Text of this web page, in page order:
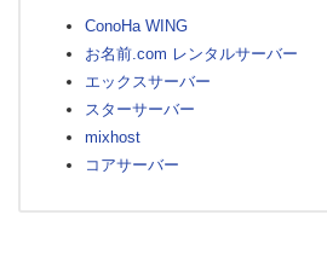
ConoHa WING
お名前.com レンタルサーバー
エックスサーバー
スターサーバー
mixhost
コアサーバー